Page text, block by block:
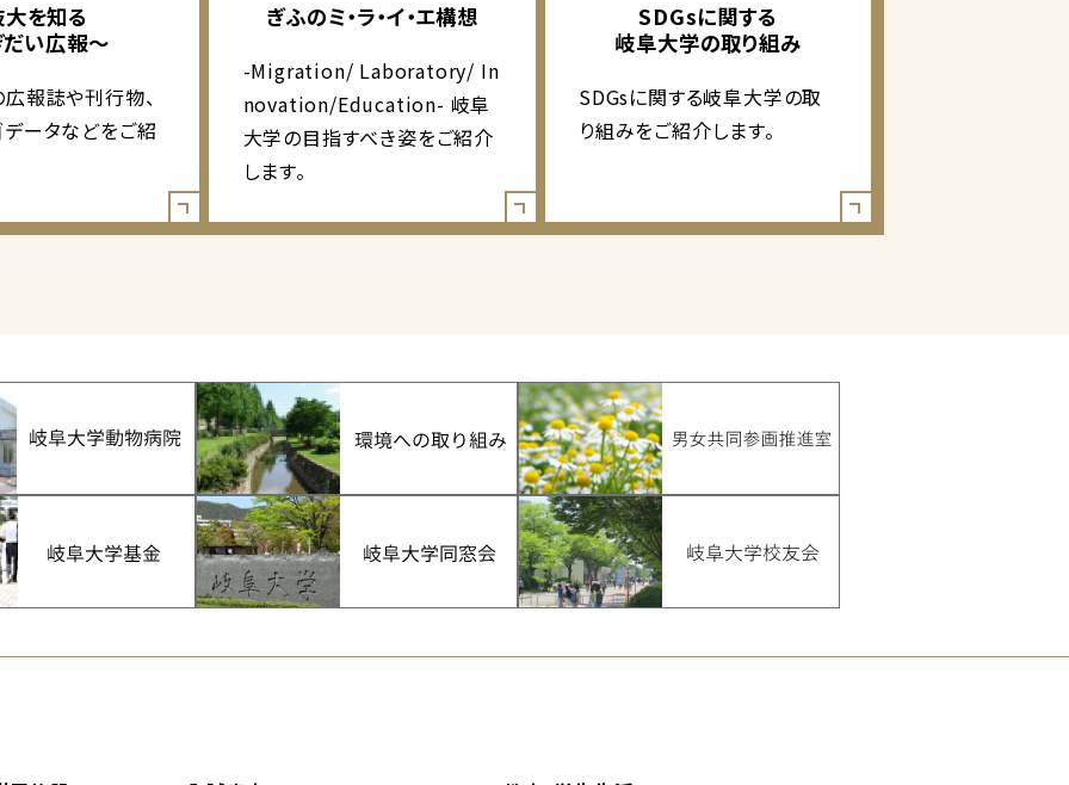
を知る
い広報～
報誌や刊行物、
ータなどをご紹
ぎふのミ・ラ・イ・エ構想
-Migration/ Laboratory/ In
novation/Education- 岐阜
大学の目指すべき姿をご紹介
します。
SDGsに関する
岐阜大学の取り組み
SDGsに関する岐阜大学の取
り組みをご紹介します。